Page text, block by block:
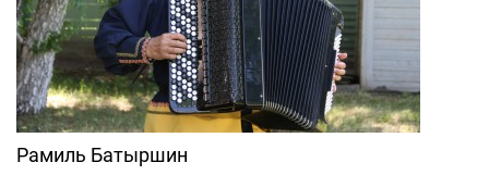
Рамиль Батыршин